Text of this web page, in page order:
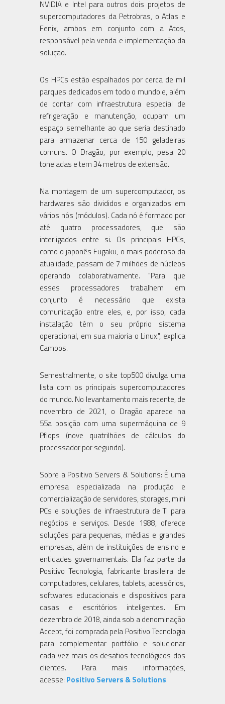
NVIDIA e Intel para outros dois projetos de
supercomputadores da Petrobras, o Atlas e
Fenix, ambos em conjunto com a Atos,
responsável pela venda e implementação da
solução.
Os HPCs estão espalhados por cerca de mil
parques dedicados em todo o mundo e, além
de contar com infraestrutura especial de
refrigeração e manutenção, ocupam um
espaço semelhante ao que seria destinado
para armazenar cerca de 150 geladeiras
comuns. O Dragão, por exemplo, pesa 20
toneladas e tem 34 metros de extensão.
Na montagem de um supercomputador, os
hardwares são divididos e organizados em
vários nós (módulos). Cada nó é formado por
até quatro processadores, que são
interligados entre si. Os principais HPCs,
como o japonês Fugaku, o mais poderoso da
atualidade, passam de 7 milhões de núcleos
operando colaborativamente. "Para que
esses processadores trabalhem em
conjunto é necessário que exista
comunicação entre eles, e, por isso, cada
instalação têm o seu próprio sistema
operacional, em sua maioria o Linux.", explica
Campos.
Semestralmente, o site top500 divulga uma
lista com os principais supercomputadores
do mundo. No levantamento mais recente, de
novembro de 2021, o Dragão aparece na
55a posição com uma supermáquina de 9
Pflops (nove quatrilhões de cálculos do
processador por segundo).
Sobre a Positivo Servers & Solutions: É uma
empresa especializada na produção e
comercialização de servidores, storages, mini
PCs e soluções de infraestrutura de TI para
negócios e serviços. Desde 1988, oferece
soluções para pequenas, médias e grandes
empresas, além de instituições de ensino e
entidades governamentais. Ela faz parte da
Positivo Tecnologia, fabricante brasileira de
computadores, celulares, tablets, acessórios,
softwares educacionais e dispositivos para
casas e escritórios inteligentes. Em
dezembro de 2018, ainda sob a denominação
Accept, foi comprada pela Positivo Tecnologia
para complementar portfólio e solucionar
cada vez mais os desafios tecnológicos dos
clientes. Para mais informações,
acesse: Positivo Servers & Solutions.